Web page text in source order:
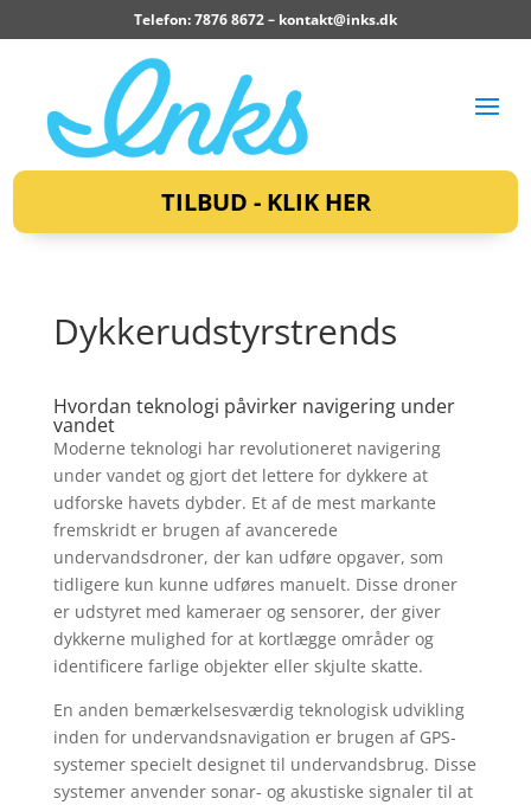
Telefon: 7876 8672 – kontakt@inks.dk
TILBUD - KLIK HER
Dykkerudstyrstrends
Hvordan teknologi påvirker navigering under
vandet
Moderne teknologi har revolutioneret navigering
under vandet og gjort det lettere for dykkere at
udforske havets dybder. Et af de mest markante
fremskridt er brugen af avancerede
undervandsdroner, der kan udføre opgaver, som
tidligere kun kunne udføres manuelt. Disse droner
er udstyret med kameraer og sensorer, der giver
dykkerne mulighed for at kortlægge områder og
identificere farlige objekter eller skjulte skatte.
En anden bemærkelsesværdig teknologisk udvikling
inden for undervandsnavigation er brugen af GPS-
systemer specielt designet til undervandsbrug. Disse
systemer anvender sonar- og akustiske signaler til at